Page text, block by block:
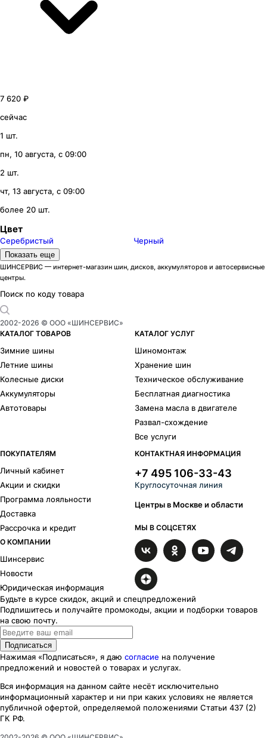
7 620 ₽
сейчас
1 шт.
пн, 10 августа, с 09:00
2 шт.
чт, 13 августа, с 09:00
более 20 шт.
Цвет
Серебристый Черный
Модели дисков iFree
Андерсен
16
Апероль
Аскет 67
Аврора
Азур
42
Бэнкс 34
Бомбей 41
Бустер 4
Дайс 30
Эрнесто 23
Финчер 26
Флайт 13
Фриман 5
Горизонт
Грид 9
Хафпайп 3
Хит 6
Икигай
Катар
Кайкос 6
Кайт 1
Каzaнтип
62
Маскот 18
Майами лайт 18
Майами 1
Миконос 17
Мохито 2
Moskva
52
Показать еще
ШИНСЕРВИС — интернет-магазин шин, дисков, аккумуляторов и автосервисные
центры.
Поиск по коду товара
2002-2026 © ООО «ШИНСЕРВИС»
КАТАЛОГ ТОВАРОВ
Зимние шины
Летние шины
Колесные диски
Аккумуляторы
Автотовары
КАТАЛОГ УСЛУГ
Шиномонтаж
Хранение шин
Техническое обслуживание
Бесплатная диагностика
Замена масла в двигателе
Развал-схождение
Все услуги
ПОКУПАТЕЛЯМ
Личный кабинет
Акции и скидки
Программа лояльности
Доставка
Рассрочка и кредит
О КОМПАНИИ
Шинсервис
Новости
Юридическая информация
КОНТАКТНАЯ ИНФОРМАЦИЯ
+7 495 106-33-43
Круглосуточная линия
Центры в Москве и области
МЫ В СОЦСЕТЯХ
Будьте в курсе скидок, акций и спецпредложений
Подпишитесь и получайте промокоды, акции и подборки товаров
на свою почту.
Подписаться
Нажимая «Подписаться», я даю согласие на получение
предложений и новостей о товарах и услугах.
Вся информация на данном сайте несёт исключительно
информационный характер и ни при каких условиях не является
публичной офертой, определяемой положениями Статьи 437 (2)
ГК РФ.